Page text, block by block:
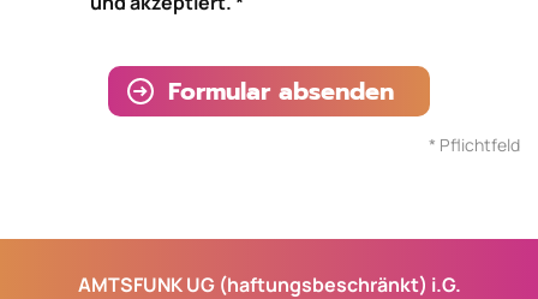
Spamschutz*
Formular absenden
* Pflichtfeld
AMTSFUNK UG (haftungsbeschränkt) i.G.